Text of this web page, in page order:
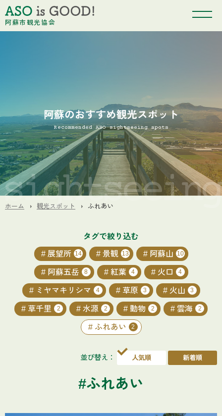
阿蘇市観光協会
阿蘇のおすすめ観光スポット
Recommended ASO sightseeing spots
ホーム 観光スポット ふれあい
タグで絞り込む
展望所 14 景観 13 阿蘇山 10
阿蘇五岳 8 紅葉 4 火口 4
ミヤマキリシマ 4 草原 3 火山 3
草千里 2 水源 2 動物 2 雲海 2
ふれあい 2
並び替え：
#ふれあい